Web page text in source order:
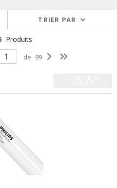
TRIER PAR
Produits
de 99